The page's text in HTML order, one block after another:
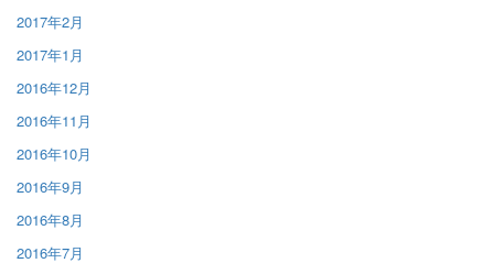
2017年2月
2017年1月
2016年12月
2016年11月
2016年10月
2016年9月
2016年8月
2016年7月